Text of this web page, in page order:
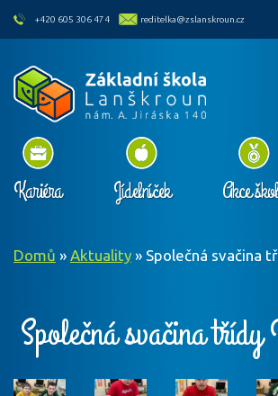
skip to main content
+420 605 306 474 reditelka@zslanskroun.cz
Kariéra Jídelníček Akce
Domů » Aktuality » Společná svačina
Společná svačina